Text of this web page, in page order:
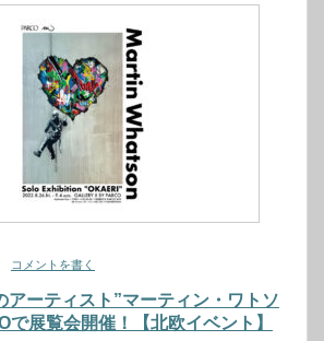
コメントを書く
アーティスト”マーティン・ワトソ
で展覧会開催！【北欧イベント】